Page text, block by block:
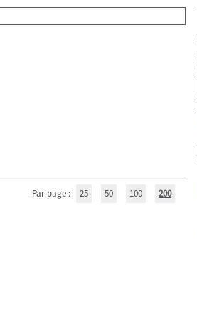
Par page : 25 50 100 200